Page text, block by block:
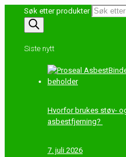
Søk etter produkter
Siste nytt
Hvorfor brukes støv-
asbestfjerning?
7. juli 2026